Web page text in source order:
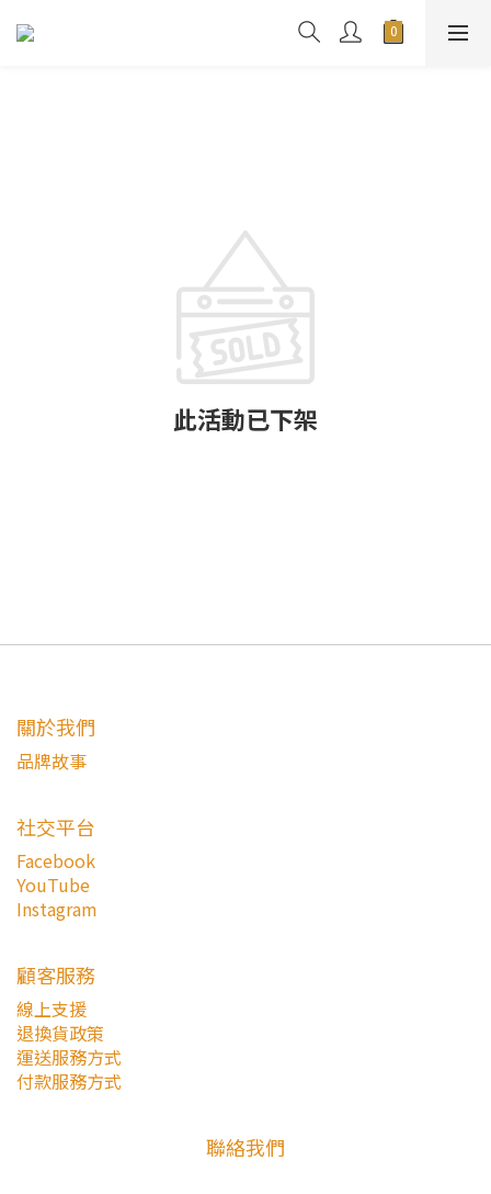
此活動已下架
關於我們
品牌故事
社交平台
Facebook
YouTube
Instagram
顧客服務
線上支援
退換貨政策
運送服務方式
付款服務方式
聯絡我們